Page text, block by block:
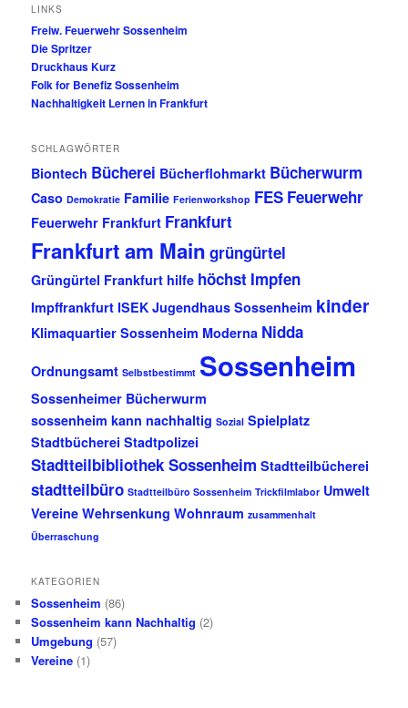
LINKS
Freiw. Feuerwehr Sossenheim
Die Spritzer
Druckhaus Kurz
Folk for Benefiz Sossenheim
Nachhaltigkeit Lernen in Frankfurt
SCHLAGWÖRTER
Biontech Bücherei Bücherflohmarkt Bücherwurm
Caso Demokratie Familie Ferienworkshop FES Feuerwehr
Feuerwehr Frankfurt Frankfurt
Frankfurt am Main grüngürtel
Grüngürtel Frankfurt hilfe höchst Impfen
Impffrankfurt ISEK Jugendhaus Sossenheim kinder
Klimaquartier Sossenheim Moderna Nidda
Ordnungsamt Selbstbestimmt Sossenheim
Sossenheimer Bücherwurm
sossenheim kann nachhaltig Sozial Spielplatz
Stadtbücherei Stadtpolizei
Stadtteilbibliothek Sossenheim Stadtteilbücherei
stadtteilbüro Stadtteilbüro Sossenheim Trickfilmlabor Umwelt
Vereine Wehrsenkung Wohnraum zusammenhalt
Überraschung
KATEGORIEN
Sossenheim (86)
Sossenheim kann Nachhaltig (2)
Umgebung (57)
Vereine (1)